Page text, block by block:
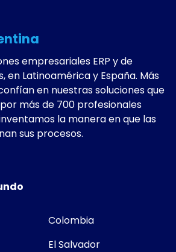
empresariales ERP y de
en Latinoamérica y España. Más
en nuestras soluciones que
más de 700 profesionales
la manera en que las
sus procesos.
Colombia
El Salvador